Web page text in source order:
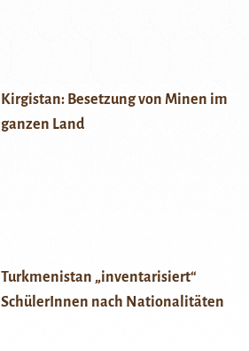
Kirgistan: Besetzung von Minen im
ganzen Land
Turkmenistan „inventarisiert“
SchülerInnen nach Nationalitäten